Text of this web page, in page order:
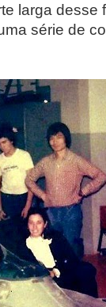
larga desse
série de